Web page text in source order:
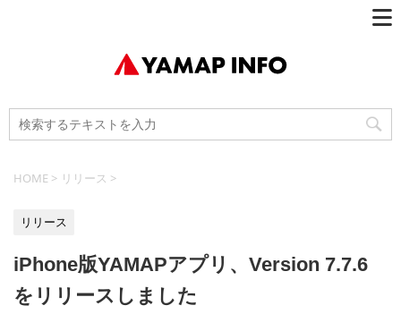
HOME > リリース >
リリース
iPhone版YAMAPアプリ、Version 7.7.6
をリリースしました